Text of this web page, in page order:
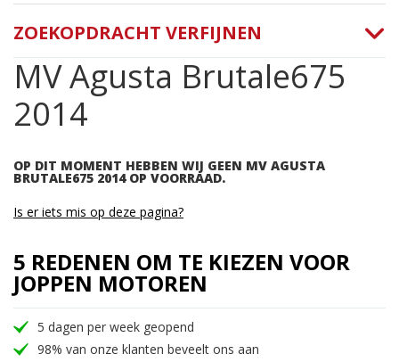
MV Agusta Brutale675
2014
OP DIT MOMENT HEBBEN WIJ GEEN MV AGUSTA
BRUTALE675 2014 OP VOORRAAD.
ZOEKOPDRACHT VERFIJNEN
Is er iets mis op deze pagina?
5 REDENEN OM TE KIEZEN VOOR
JOPPEN MOTOREN
5 dagen per week geopend
98% van onze klanten beveelt ons aan